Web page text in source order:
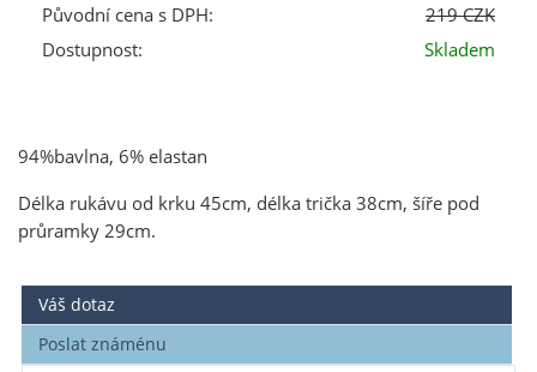
Původní cena s DPH:
219 CZK
Dostupnost:
Skladem
94%bavlna, 6% elastan
Délka rukávu od krku 45cm, délka trička 38cm, šíře pod
průramky 29cm.
Váš dotaz
Poslat známénu